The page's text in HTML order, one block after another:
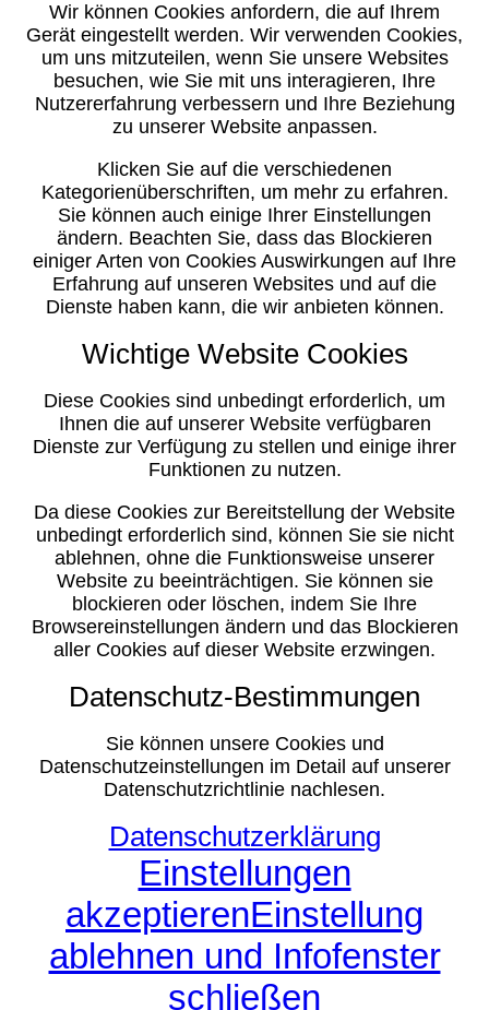
Wir können Cookies anfordern, die auf Ihrem
Gerät eingestellt werden. Wir verwenden Cookies,
um uns mitzuteilen, wenn Sie unsere Websites
besuchen, wie Sie mit uns interagieren, Ihre
Nutzererfahrung verbessern und Ihre Beziehung
zu unserer Website anpassen.
Klicken Sie auf die verschiedenen
Kategorienüberschriften, um mehr zu erfahren.
Sie können auch einige Ihrer Einstellungen
ändern. Beachten Sie, dass das Blockieren
einiger Arten von Cookies Auswirkungen auf Ihre
Erfahrung auf unseren Websites und auf die
Dienste haben kann, die wir anbieten können.
Wichtige Website Cookies
Diese Cookies sind unbedingt erforderlich, um
Ihnen die auf unserer Website verfügbaren
Dienste zur Verfügung zu stellen und einige ihrer
Funktionen zu nutzen.
Da diese Cookies zur Bereitstellung der Website
unbedingt erforderlich sind, können Sie sie nicht
ablehnen, ohne die Funktionsweise unserer
Website zu beeinträchtigen. Sie können sie
blockieren oder löschen, indem Sie Ihre
Browsereinstellungen ändern und das Blockieren
aller Cookies auf dieser Website erzwingen.
Datenschutz-Bestimmungen
Sie können unsere Cookies und
Datenschutzeinstellungen im Detail auf unserer
Datenschutzrichtlinie nachlesen.
Datenschutzerklärung
Einstellungen
akzeptierenEinstellung
ablehnen und Infofenster
schließen